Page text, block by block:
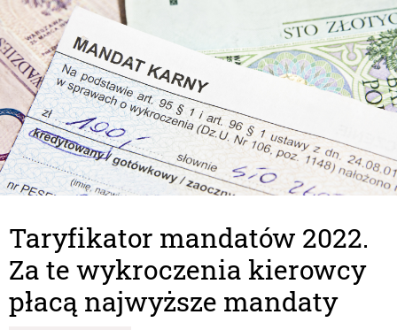
Taryfikator mandatów 2022.
Za te wykroczenia kierowcy
płacą najwyższe mandaty